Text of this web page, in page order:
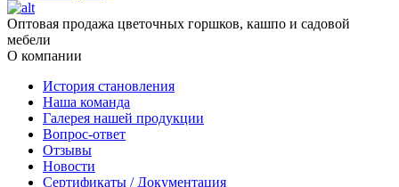
Оптовая продажа цветочных горшков, кашпо и садовой
мебели
О компании
История становления
Наша команда
Галерея нашей продукции
Вопрос-ответ
Отзывы
Новости
Сертификаты / Документация